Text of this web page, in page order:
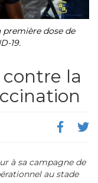
dose de
19.
contre la
à sa campagne de
au stade